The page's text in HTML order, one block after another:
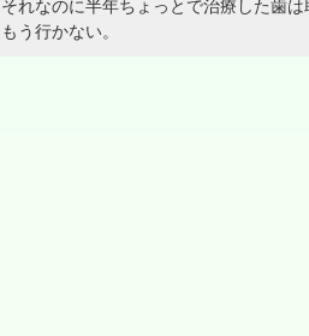
それなのに半年ちょっとで治療した歯は
もう行かない。